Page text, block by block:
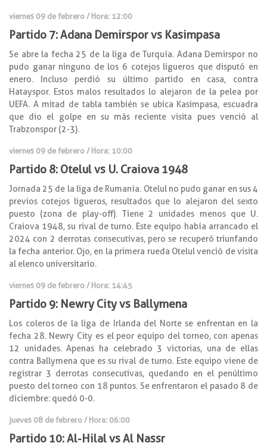
viernes 09 de febrero / Hora: 12:00
Partido 7: Adana Demirspor vs Kasimpasa
Se abre la fecha 25 de la liga de Turquía. Adana Demirspor no
pudo ganar ninguno de los 6 cotejos ligueros que disputó en
enero. Incluso perdió su último partido en casa, contra
Hatayspor. Estos malos resultados lo alejaron de la pelea por
UEFA. A mitad de tabla también se ubica Kasimpasa, escuadra
que dio el golpe en su más reciente visita pues venció al
Trabzonspor (2-3).
viernes 09 de febrero / Hora: 10:00
Partido 8: Otelul vs U. Craiova 1948
Jornada 25 de la liga de Rumanía. Otelul no pudo ganar en sus 4
previos cotejos ligueros, resultados que lo alejaron del sexto
puesto (zona de play-off). Tiene 2 unidades menos que U.
Craiova 1948, su rival de turno. Este equipo había arrancado el
2024 con 2 derrotas consecutivas, pero se recuperó triunfando
la fecha anterior. Ojo, en la primera rueda Otelul venció de visita
al elenco universitario.
viernes 09 de febrero / Hora: 14:45
Partido 9: Newry City vs Ballymena
Los coleros de la liga de Irlanda del Norte se enfrentan en la
fecha 28. Newry City es el peor equipo del torneo, con apenas
12 unidades. Apenas ha celebrado 3 victorias, una de ellas
contra Ballymena que es su rival de turno. Este equipo viene de
registrar 3 derrotas consecutivas, quedando en el penúltimo
puesto del torneo con 18 puntos. Se enfrentaron el pasado 8 de
diciembre: quedó 0-0.
jueves 08 de febrero / Hora: 06:00
Partido 10: Al-Hilal vs Al Nassr